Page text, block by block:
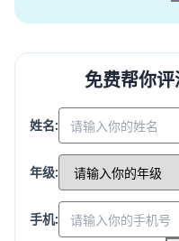
免费帮你评
姓名:
年级:
手机: